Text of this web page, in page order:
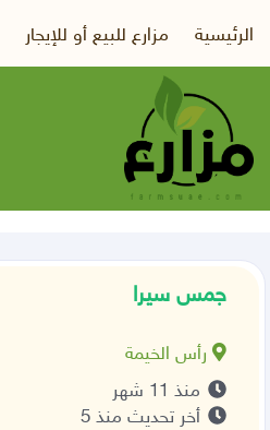
الرئيسية مزارع للبيع أو للإيجار
جمس سيرا
رأس الخيمة
منذ 11 شهر
أخر تحديث منذ 5